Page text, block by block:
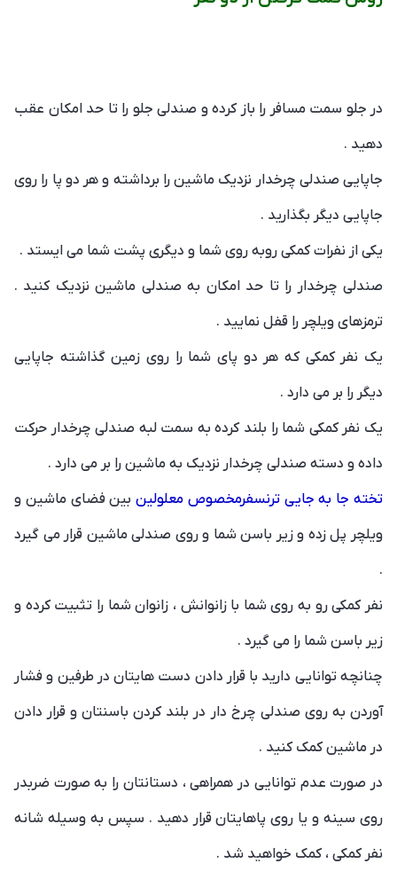
در جلو سمت مسافر را باز کرده و صندلی جلو را تا حد امکان عقب
دهید .
جاپایی صندلی چرخدار نزدیک ماشین را برداشته و هر دو پا را روی
جاپایی دیگر بگذارید .
یکی از نفرات کمکی روبه روی شما و دیگری پشت شما می ایستد .
صندلی چرخدار را تا حد امکان به صندلی ماشین نزدیک کنید .
ترمزهای ویلچر را قفل نمایید .
یک نفر کمکی که هر دو پای شما را روی زمین گذاشته جاپایی
دیگر را بر می دارد .
یک نفر کمکی شما را بلند کرده به سمت لبه صندلی چرخدار حرکت
داده و دسته صندلی چرخدار نزدیک به ماشین را بر می دارد .
تخته جا به جایی ترنسفرمخصوص معلولینبین فضای ماشین و
ویلچر پل زده و زیر باسن شما و روی صندلی ماشین قرار می گیرد
.
نفر کمکی رو به روی شما با زانوانش ، زانوان شما را تثبیت کرده و
زیر باسن شما را می گیرد .
چنانچه توانایی دارید با قرار دادن دست هایتان در طرفین و فشار
آوردن به روی صندلی چرخ دار در بلند کردن باسنتان و قرار دادن
در ماشین کمک کنید .
در صورت عدم توانایی در همراهی ، دستانتان را به صورت ضربدر
روی سینه و یا روی پاهایتان قرار دهید . سپس به وسیله شانه
نفر کمکی ، کمک خواهید شد .